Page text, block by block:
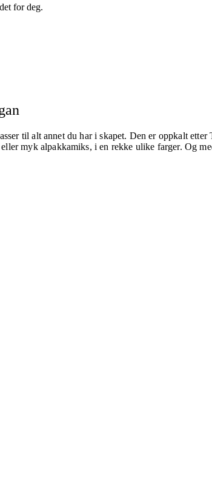
for deg.
til alt annet du har i skapet. Den er oppkalt
myk alpakkamiks, i en rekke ulike farger. Og